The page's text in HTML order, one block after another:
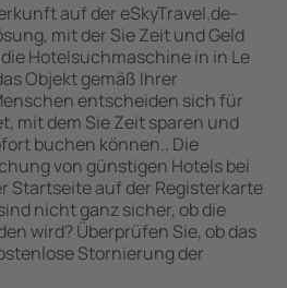
auf der eSkyTravel.de-
mit der Sie Zeit und Geld
Hotelsuchmaschine in in Le
Objekt gemäß Ihrer
entscheiden sich für
mit dem Sie Zeit sparen und
buchen können.. Die
von günstigen Hotels bei
Startseite auf der Registerkarte
nicht ganz sicher, ob die
wird? Überprüfen Sie, ob das
Stornierung der